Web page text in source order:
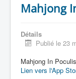
Mahjong
Détails
Publié le 23
Mahjong In
Lien vers l'App